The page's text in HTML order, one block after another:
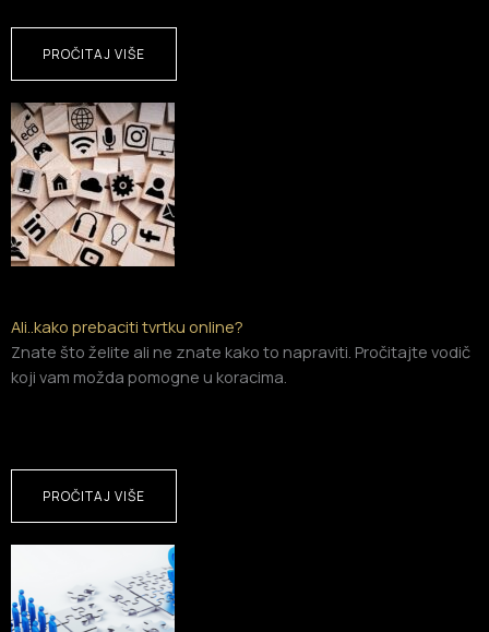
PROČITAJ VIŠE
Ali..kako prebaciti tvrtku online?
Znate što želite ali ne znate kako to napraviti. Pročitajte vodič
koji vam možda pomogne u koracima.
PROČITAJ VIŠE